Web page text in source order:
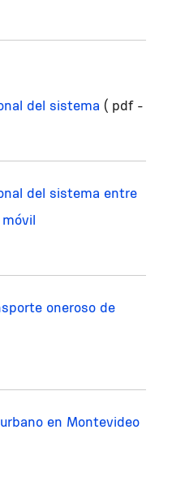
del sistema ( pdf -
del sistema entre
oneroso de
en Montevideo